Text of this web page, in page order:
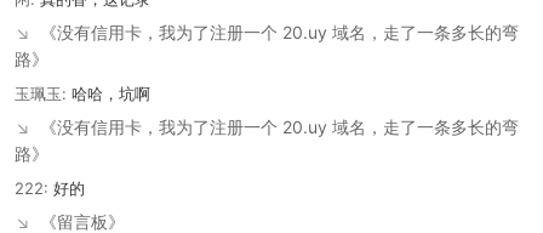
↘
《没有信用卡，我为了注册一个 20.uy 域名，走了一条多长的弯
路》
玉珮玉: 哈哈，坑啊
↘
《没有信用卡，我为了注册一个 20.uy 域名，走了一条多长的弯
路》
222: 好的
↘ 《留言板》